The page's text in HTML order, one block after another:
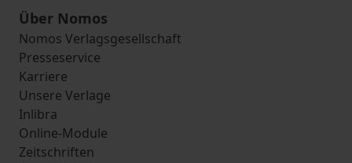
Über Nomos
Nomos Verlagsgesellschaft
Presseservice
Karriere
Unsere Verlage
Inlibra
Online-Module
Zeitschriften